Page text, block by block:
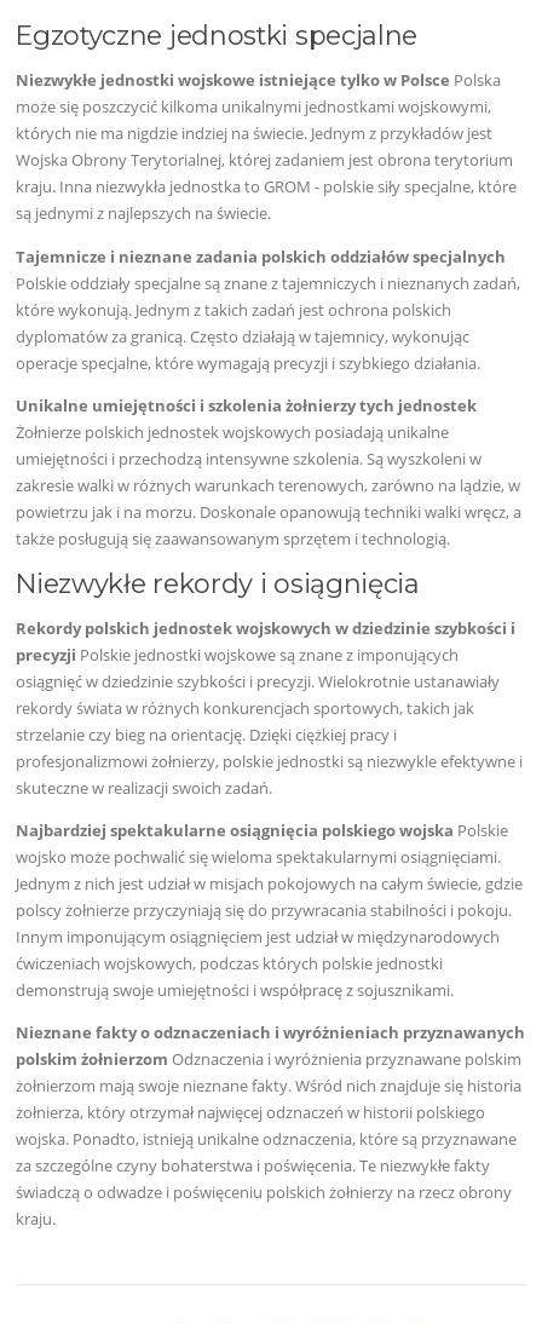
Egzotyczne jednostki specjalne
Niezwykłe jednostki wojskowe istniejące tylko w Polsce Polska
może się poszczycić kilkoma unikalnymi jednostkami wojskowymi,
których nie ma nigdzie indziej na świecie. Jednym z przykładów jest
Wojska Obrony Terytorialnej, której zadaniem jest obrona terytorium
kraju. Inna niezwykła jednostka to GROM - polskie siły specjalne, które
są jednymi z najlepszych na świecie.
Tajemnicze i nieznane zadania polskich oddziałów specjalnych
Polskie oddziały specjalne są znane z tajemniczych i nieznanych zadań,
które wykonują. Jednym z takich zadań jest ochrona polskich
dyplomatów za granicą. Często działają w tajemnicy, wykonując
operacje specjalne, które wymagają precyzji i szybkiego działania.
Unikalne umiejętności i szkolenia żołnierzy tych jednostek
Żołnierze polskich jednostek wojskowych posiadają unikalne
umiejętności i przechodzą intensywne szkolenia. Są wyszkoleni w
zakresie walki w różnych warunkach terenowych, zarówno na lądzie, w
powietrzu jak i na morzu. Doskonale opanowują techniki walki wręcz, a
także posługują się zaawansowanym sprzętem i technologią.
Niezwykłe rekordy i osiągnięcia
Rekordy polskich jednostek wojskowych w dziedzinie szybkości i
precyzji Polskie jednostki wojskowe są znane z imponujących
osiągnięć w dziedzinie szybkości i precyzji. Wielokrotnie ustanawiały
rekordy świata w różnych konkurencjach sportowych, takich jak
strzelanie czy bieg na orientację. Dzięki ciężkiej pracy i
profesjonalizmowi żołnierzy, polskie jednostki są niezwykle efektywne i
skuteczne w realizacji swoich zadań.
Najbardziej spektakularne osiągnięcia polskiego wojska Polskie
wojsko może pochwalić się wieloma spektakularnymi osiągnięciami.
Jednym z nich jest udział w misjach pokojowych na całym świecie, gdzie
polscy żołnierze przyczyniają się do przywracania stabilności i pokoju.
Innym imponującym osiągnięciem jest udział w międzynarodowych
ćwiczeniach wojskowych, podczas których polskie jednostki
demonstrują swoje umiejętności i współpracę z sojusznikami.
Nieznane fakty o odznaczeniach i wyróżnieniach przyznawanych
polskim żołnierzom Odznaczenia i wyróżnienia przyznawane polskim
żołnierzom mają swoje nieznane fakty. Wśród nich znajduje się historia
żołnierza, który otrzymał najwięcej odznaczeń w historii polskiego
wojska. Ponadto, istnieją unikalne odznaczenia, które są przyznawane
za szczególne czyny bohaterstwa i poświęcenia. Te niezwykłe fakty
świadczą o odwadze i poświęceniu polskich żołnierzy na rzecz obrony
kraju.